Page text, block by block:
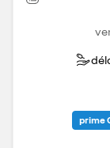
prime